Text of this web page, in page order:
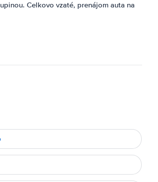
Celkovo vzaté, prenájom auta na